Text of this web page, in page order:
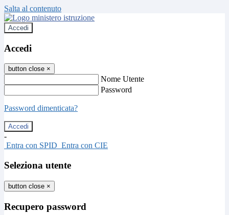
Salta al contenuto
Accedi
Accedi
button close ×
Nome Utente
Password
Password dimenticata?
-
Entra con SPID Entra con CIE
Seleziona utente
button close ×
Recupero password